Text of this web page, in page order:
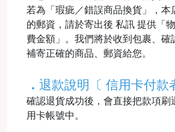
若為「瑕疵／錯誤商品換貨」，本
的郵資，請於寄出後 私訊 提供「
費金額」。我們將於收到包裹、確
補寄正確的商品、郵資給您。
． 退款說明〔 信用卡付款
確認退貨成功後，會直接把款項刷
用卡帳號中。